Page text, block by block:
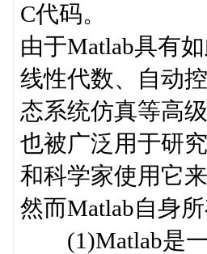
C代码。
由于Matlab具有
线性代数、自动
态系统仿真等高
也被广泛用于研
和科学家使用
然而Matlab自身
(1)Matlab是一